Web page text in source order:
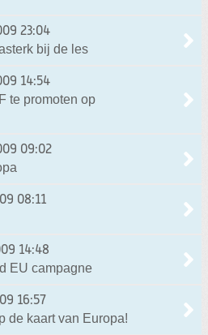
23:04
bij de les
14:54
te promoten op
09:02
08:11
14:48
EU campagne
16:57
de kaart van Europa!